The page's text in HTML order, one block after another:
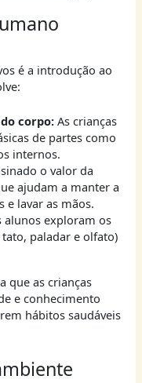
é a introdução ao
corpo:As crianças
de partes como
internos.
o valor da
ajudam a manter a
e lavar as mãos.
alunos exploram os
paladar e olfato)
que as crianças
e conhecimento
hábitos saudáveis